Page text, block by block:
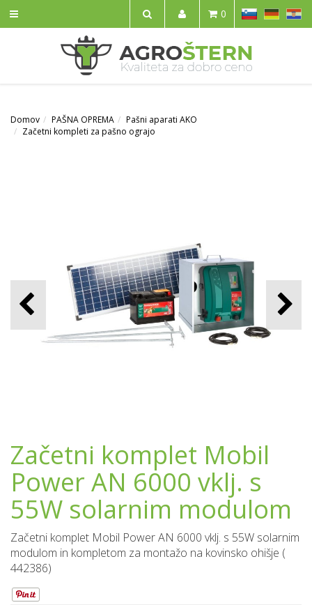
IŠČI
SL HR
0
Domov PAŠNA OPREMA
Pašni aparati AKO
Začetni kompleti za pašno ograjo
Začetni komplet Mobil
Power AN 6000 vklj. s
55W solarnim modulom
Začetni komplet Mobil Power AN 6000 vklj. s 55W solarnim
modulom in kompletom za montažo na kovinsko ohišje (
442386)